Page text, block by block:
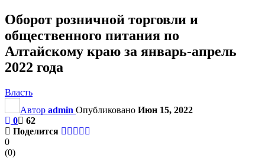
Оборот розничной торговли и
общественного питания по
Алтайскому краю за январь-апрель
2022 года
Власть
Автор admin Опубликовано Июн 15, 2022
0
62
Поделится
0
(0)